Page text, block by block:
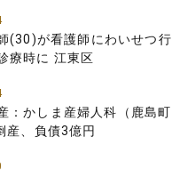
(30)が看護師にわいせつ行
療時に 江東区
：かしま産婦人科（鹿島町
産、負債3億円